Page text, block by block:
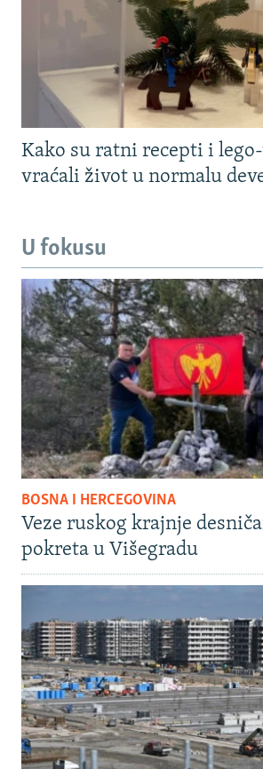
Kako su ratni recepti i
vraćali život u normalu
U fokusu
BOSNA I HERCEGOVINA
Veze ruskog krajnje
pokreta u Višegradu